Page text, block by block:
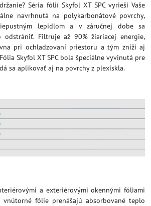
Séria fólií Skyfol XT SPC vyrieši Vaše
navrhnutá na polykarbonátové povrchy,
lepidlom a v záručnej dobe sa
odstrániť. Filtruje až 90% žiariacej energie,
pri ochladzovaní priestoru a tým zníži aj
Skyfol XT SPC bola špeciálne vyvinutá pre
sa aplikovať aj na povrchy z plexiskla.
a exteriérovými okennými fóliami
vnútorné fólie prenášajú absorbované teplo